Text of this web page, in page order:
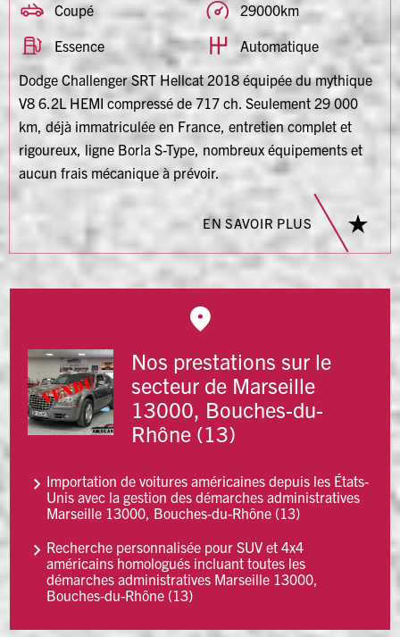
Coupé
29000km
Essence
Automatique
Dodge Challenger SRT Hellcat 2018 équipée du mythique
V8 6.2L HEMI compressé de 717 ch. Seulement 29 000
km, déjà immatriculée en France, entretien complet et
rigoureux, ligne Borla S-Type, nombreux équipements et
aucun frais mécanique à prévoir.
EN SAVOIR PLUS
Nos prestations sur le
secteur de Marseille
13000, Bouches-du-
Rhône (13)
Importation de voitures américaines depuis les États-
Unis avec la gestion des démarches administratives
Marseille 13000, Bouches-du-Rhône (13)
Recherche personnalisée pour SUV et 4x4
américains homologués incluant toutes les
démarches administratives Marseille 13000,
Bouches-du-Rhône (13)